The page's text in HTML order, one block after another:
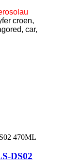
croen,
car,
DS02